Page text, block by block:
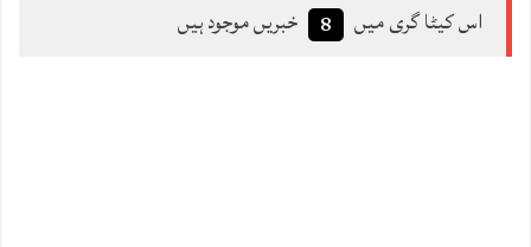
اس کیٹا گری میں 8 خبریں موجود ہیں